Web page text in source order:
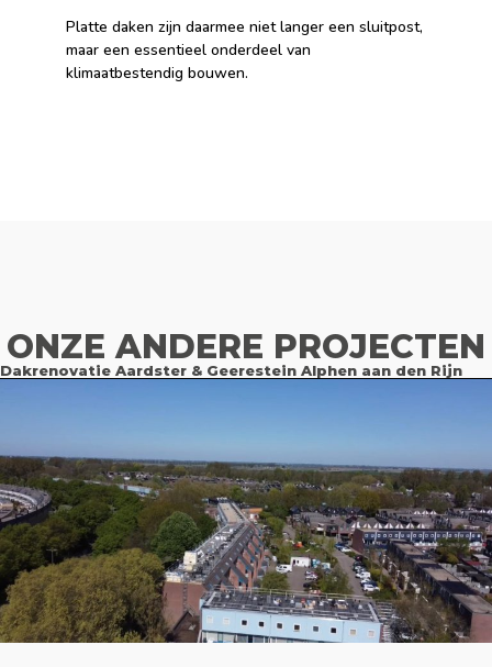
Platte daken zijn daarmee niet langer een sluitpost,
maar een essentieel onderdeel van
klimaatbestendig bouwen.
ONZE ANDERE PROJECTEN
Dakrenovatie Aardster & Geerestein Alphen aan den Rijn